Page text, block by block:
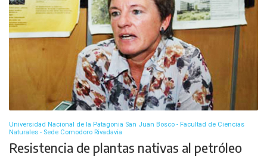
Universidad Nacional de la Patagonia San Juan Bosco - Facultad de Ciencias
Naturales - Sede Comodoro Rivadavia
Resistencia de plantas nativas al petróleo